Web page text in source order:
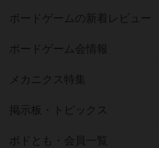
ボードゲームの新着レビュー
ボードゲーム会情報
メカニクス特集
掲示板・トピックス
ボドとも・会員一覧